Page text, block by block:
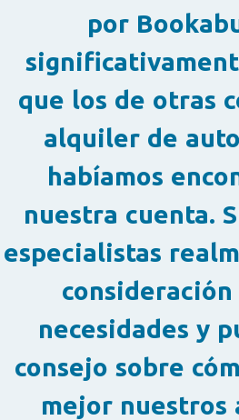
por
que los de otras
alquiler de
habíamos
nuestra cuenta.
especialistas
necesidades y
consejo sobre
mejor nuestros